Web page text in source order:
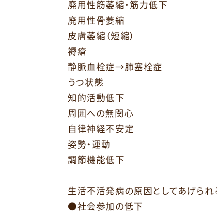
廃用性筋萎縮・筋力低下
廃用性骨萎縮
皮膚萎縮（短縮）
褥瘡
静脈血栓症→肺塞栓症
うつ状態
知的活動低下
周囲への無関心
自律神経不安定
姿勢・運動
調節機能低下
生活不活発病の原因としてあげられ
●社会参加の低下